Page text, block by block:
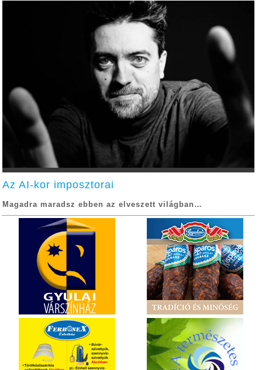
Az AI-kor imposztorai
Magadra maradsz ebben az elveszett világban…